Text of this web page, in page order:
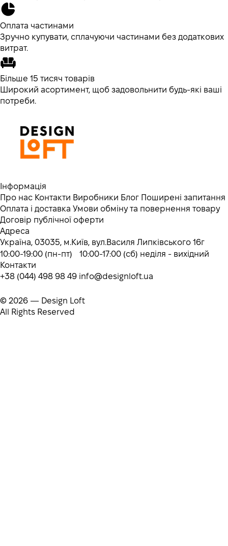
Оплата частинами
Зручно купувати, сплачуючи частинами без додаткових
витрат.
Більше 15 тисяч товарів
Широкий асортимент, щоб задовольнити будь-які ваші
потреби.
Інформація
Про нас Контакти Виробники Блог Поширені запитання
Оплата і доставка Умови обміну та повернення товару
Договір публічної оферти
Адреса
Україна, 03035, м.Київ, вул.Василя Липківського 16г
10:00-19:00 (пн-пт) 10:00-17:00 (сб) неділя - вихідний
Контакти
+38 (044) 498 98 49 info@designloft.ua
© 2026 — Design Loft
All Rights Reserved